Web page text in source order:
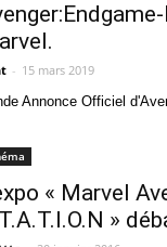
- 15 mars 2019
Annonce Officiel
« Marvel
»